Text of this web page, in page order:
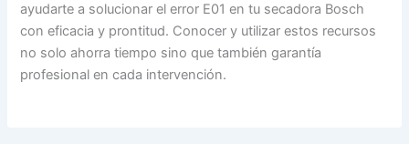
ayudarte a solucionar el error E01 en tu secadora Bosch
con eficacia y prontitud. Conocer y utilizar estos recursos
no solo ahorra tiempo sino que también garantía
profesional en cada intervención.